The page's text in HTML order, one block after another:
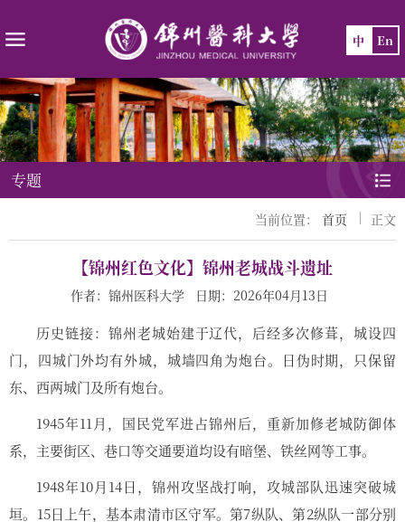
中 En
专题
当前位置： 首页 正文
【锦州红色文化】锦州老城战斗遗址
作者：锦州医科大学 日期：2026年04月13日
历史链接：锦州老城始建于辽代，后经多次修葺，城设四
门，四城门外均有外城，城墙四角为炮台。日伪时期，只保留
东、西两城门及所有炮台。
1945年11月，国民党军进占锦州后，重新加修老城防御体
系，主要街区、巷口等交通要道均设有暗堡、铁丝网等工事。
1948年10月14日，锦州攻坚战打响，攻城部队迅速突破城
垣。15日上午，基本肃清市区守军。第7纵队、第2纵队一部分别